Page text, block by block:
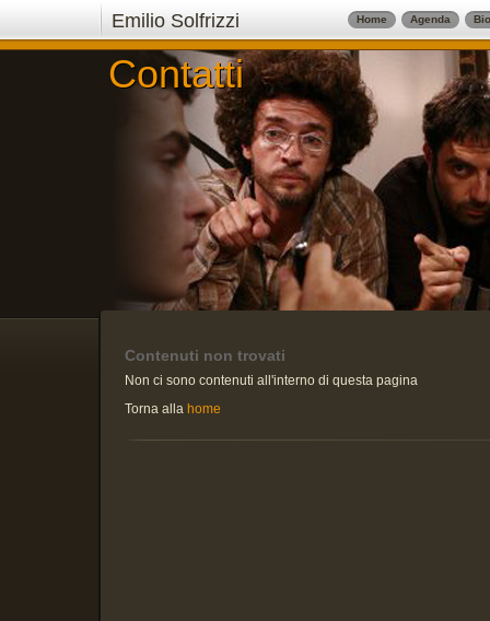
Emilio Solfrizzi Home Agenda
Contatti
Contatti
Contenuti non trovati
Non ci sono contenuti all'interno di questa pagina
Torna alla home